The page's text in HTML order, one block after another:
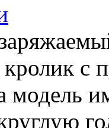
с
модель